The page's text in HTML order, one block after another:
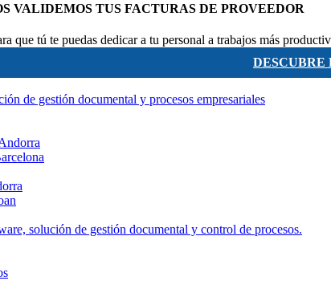
VALIDEMOS TUS FACTURAS DE PROVEEDOR
que tú te puedas dedicar a tu personal a trabajos más
DESCUBRE